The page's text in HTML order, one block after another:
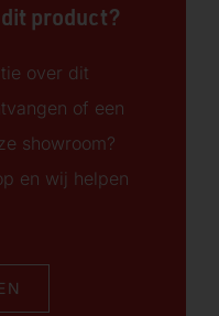
product?
over dit
of een
showroom?
en wij helpen